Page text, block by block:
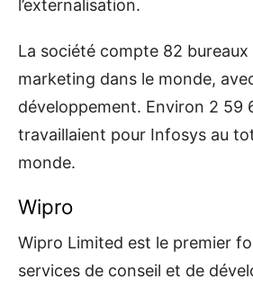
l’externalisation.
La société compte 82
marketing dans le monde,
développement. Environ 2 59
travaillaient pour Infosys au
monde.
Wipro
Wipro Limited est le premier
services de conseil et de